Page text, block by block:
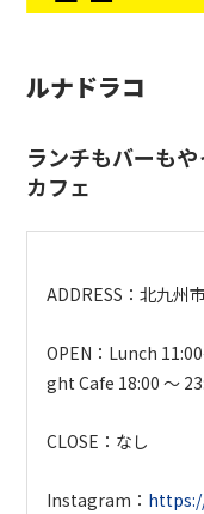
ルナドラコ
ランチもバーも
カフェ
ADDRESS：北九州
OPEN： Lunch
ght Cafe 18:00 〜
CLOSE：なし
Instagram：